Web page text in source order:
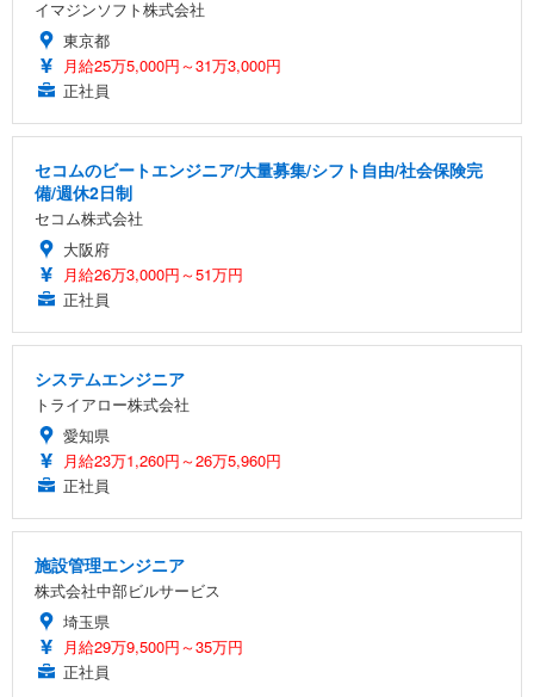
イマジンソフト株式会社
東京都
月給25万5,000円～31万3,000円
正社員
セコムのビートエンジニア/大量募集/シフト自由/社会保険完
備/週休2日制
セコム株式会社
大阪府
月給26万3,000円～51万円
正社員
システムエンジニア
トライアロー株式会社
愛知県
月給23万1,260円～26万5,960円
正社員
施設管理エンジニア
株式会社中部ビルサービス
埼玉県
月給29万9,500円～35万円
正社員